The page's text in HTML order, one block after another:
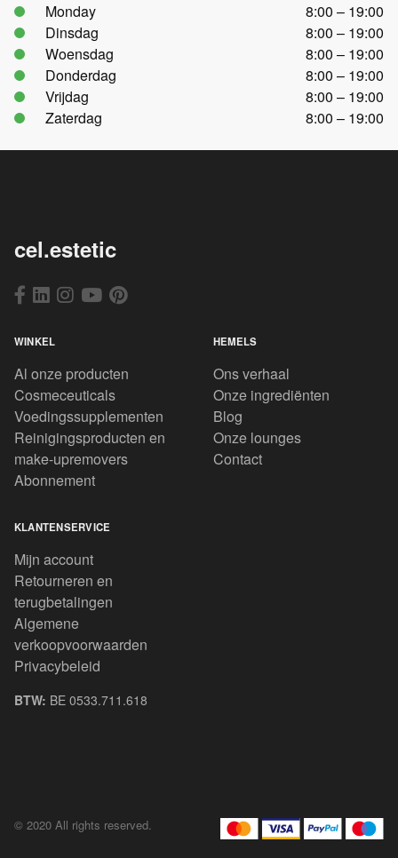
Monday
8:00 – 19:00
Dinsdag
8:00 – 19:00
Woensdag
8:00 – 19:00
Donderdag
8:00 – 19:00
Vrijdag
8:00 – 19:00
Zaterdag
8:00 – 19:00
cel.estetic
WINKEL
Al onze producten
Cosmeceuticals
Voedingssupplementen
Reinigingsproducten en
make-upremovers
Abonnement
HEMELS
Ons verhaal
Onze ingrediënten
Blog
Onze lounges
Contact
KLANTENSERVICE
Mijn account
Retourneren en
terugbetalingen
Algemene
verkoopvoorwaarden
Privacybeleid
BTW: BE 0533.711.618
© 2020 All rights reserved.